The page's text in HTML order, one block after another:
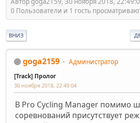
0 Пользователи и 1 гость
ВНИЗ
goga2159 Администратор
[Track] Пролог
30 ноября 2018, 22:49:04
В Pro Cycling Manager помимо
соревнований присутствует